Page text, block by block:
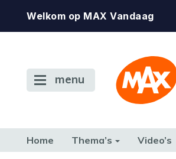
Welkom op MAX Vandaag
menu
Home Thema’s Video’s